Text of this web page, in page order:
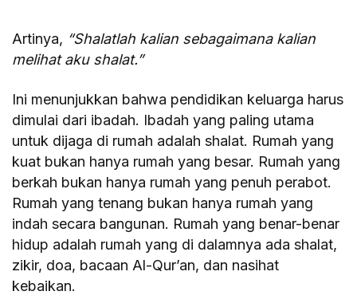
Artinya, “Shalatlah kalian sebagaimana kalian
melihat aku shalat.”
Ini menunjukkan bahwa pendidikan keluarga harus
dimulai dari ibadah. Ibadah yang paling utama
untuk dijaga di rumah adalah shalat. Rumah yang
kuat bukan hanya rumah yang besar. Rumah yang
berkah bukan hanya rumah yang penuh perabot.
Rumah yang tenang bukan hanya rumah yang
indah secara bangunan. Rumah yang benar-benar
hidup adalah rumah yang di dalamnya ada shalat,
zikir, doa, bacaan Al-Qur’an, dan nasihat
kebaikan.